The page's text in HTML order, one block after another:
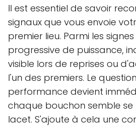
Il est essentiel de savoir
signaux que vous envoie
premier lieu. Parmi les
progressive de puissance,
visible lors de reprises ou
l'un des premiers. Le
performance devient
chaque bouchon semble
lacet. S'ajoute à cela une